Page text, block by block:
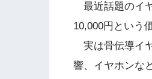
最近話題のイ
10,000円という
実は骨伝導イ
響、イヤホンな